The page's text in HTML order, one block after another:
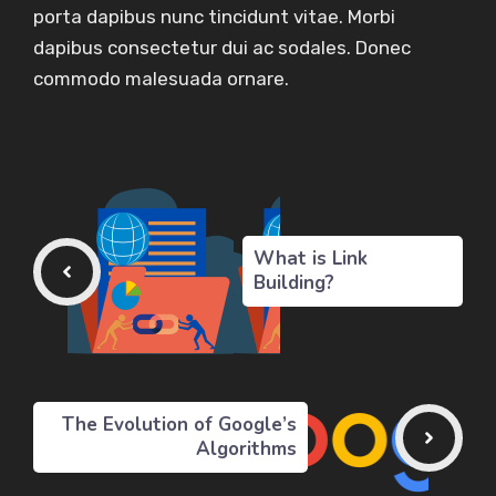
porta dapibus nunc tincidunt vitae. Morbi
dapibus consectetur dui ac sodales. Donec
commodo malesuada ornare.
What is Link
Building?
The Evolution of Google’s
Algorithms